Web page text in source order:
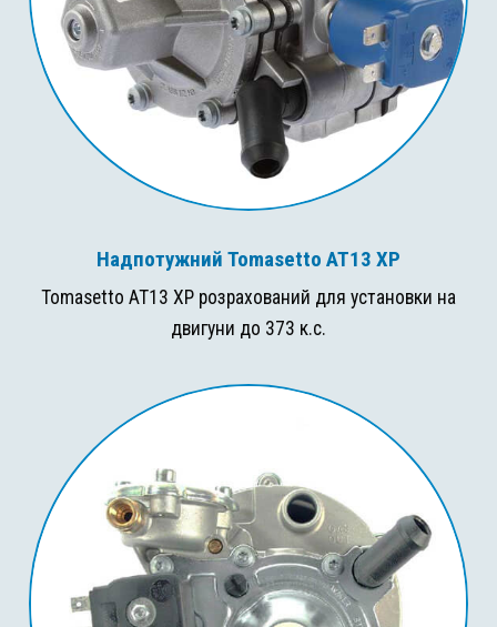
Надпотужний Tomasetto AT13 XP
Tomasetto AT13 XP розрахований для установки на
двигуни до 373 к.с.